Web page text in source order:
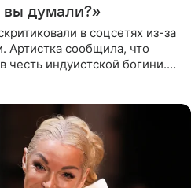
думали?»
в соцсетях из-за
Артистка сообщила, что
честь индуистской богини.